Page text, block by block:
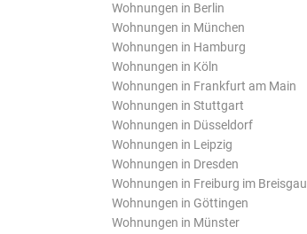
Wohnungen in Berlin
Wohnungen in München
Wohnungen in Hamburg
Wohnungen in Köln
Wohnungen in Frankfurt am Main
Wohnungen in Stuttgart
Wohnungen in Düsseldorf
Wohnungen in Leipzig
Wohnungen in Dresden
Wohnungen in Freiburg im Breisgau
Wohnungen in Göttingen
Wohnungen in Münster